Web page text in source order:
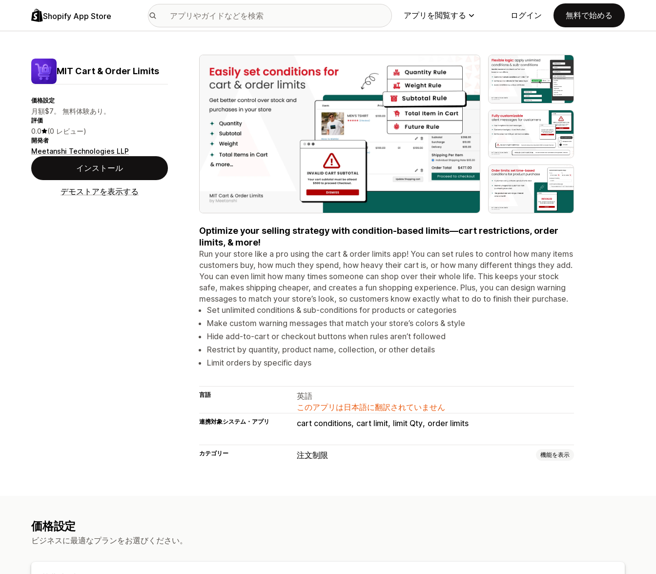
Shopify App Store アプリを閲覧する ログイン 無料で始める
MIT Cart & Order Limits
価格設定
月額$7。 無料体験あり。
評価
0.0 (0 レビュー)
開発者
Meetanshi Technologies LLP
インストール
デモストアを表示する
特集の画像ギャラリー
Optimize your selling strategy with condition-based limits—cart restrictions, order
limits, & more!
Run your store like a pro using the cart & order limits app! You can set rules to control how many items
customers buy, how much they spend, how heavy their cart is, or how many different things they add.
You can even limit how many times someone can shop over their whole life. This keeps your stock
safe, makes shipping cheaper, and creates a fun shopping experience. Plus, you can design warning
messages to match your store’s look, so customers know exactly what to do to finish their purchase.
Set unlimited conditions & sub-conditions for products or categories
Make custom warning messages that match your store’s colors & style
Hide add-to-cart or checkout buttons when rules aren’t followed
Restrict by quantity, product name, collection, or other details
Limit orders by specific days
言語
英語
このアプリは日本語に翻訳されていません
連携対象システム・アプリ cart conditions cart limit limit Qty order limits
カテゴリー 注文制限 機能を表示
価格設定
ビジネスに最適なプランをお選びください。